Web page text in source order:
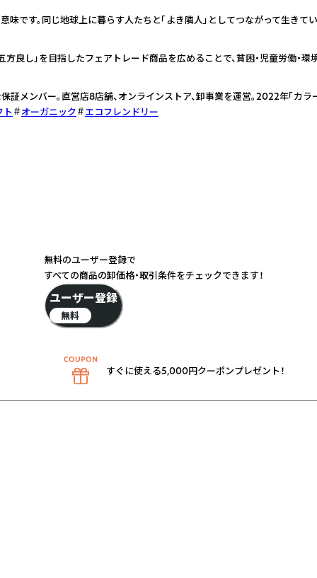
意味です。同じ地球上に暮らす人たちと「よき隣人」としてつながって生き
五方良し」を目指したフェアトレード商品を広めることで、貧困・児童労働・
証メンバー。直営店8店舗、オンラインストア、卸事業を運営。2022年「カ
ト
オーガニック エコフレンドリー
無料のユーザー登録で
すべての商品の卸価格・取引条件をチェックできます！
ユーザー登録
無料
すぐに使える5,000円クーポンプレゼント！